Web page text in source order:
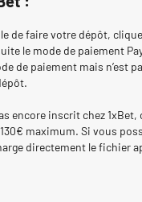
de faire votre dépôt,
le mode de paiement
de paiement mais n’est
encore inscrit chez
maximum. Si vous
directement le fichier